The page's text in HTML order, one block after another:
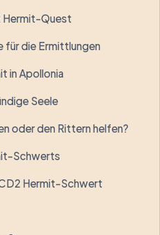
Hermit-Quest
für die Ermittlungen
in Apollonia
Seele
oder den Rittern helfen?
Schwerts
Hermit-Schwert